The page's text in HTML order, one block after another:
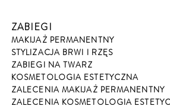
ZABIEGI
MAKIJAŻ PERMANENTNY
STYLIZACJA BRWI I RZĘS
ZABIEGI NA TWARZ
KOSMETOLOGIA ESTETYCZNA
ZALECENIA MAKIJAŻ PERMANENTNY
ZALECENIA KOSMETOLOGIA